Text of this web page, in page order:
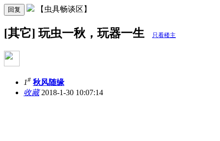
回复 【虫具畅谈区】
[其它] 玩虫一秋，玩器一生 只看楼主
1# 秋风随缘
收藏2018-1-30 10:07:14